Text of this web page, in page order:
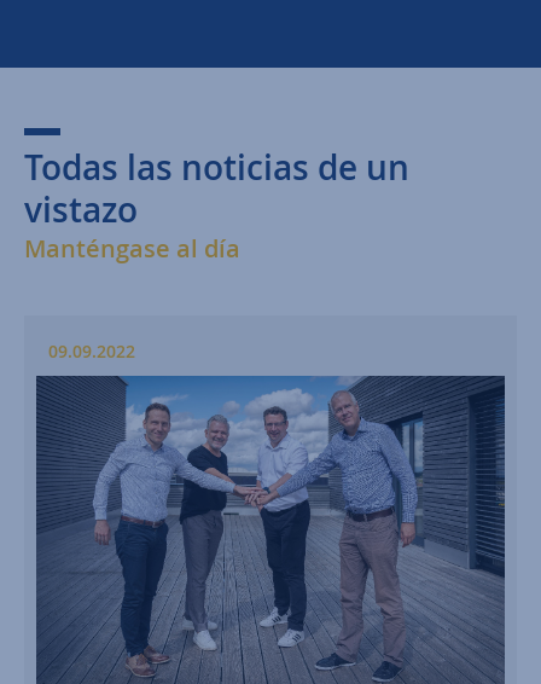
Todas las noticias de un
vistazo
Manténgase al día
09.09.2022